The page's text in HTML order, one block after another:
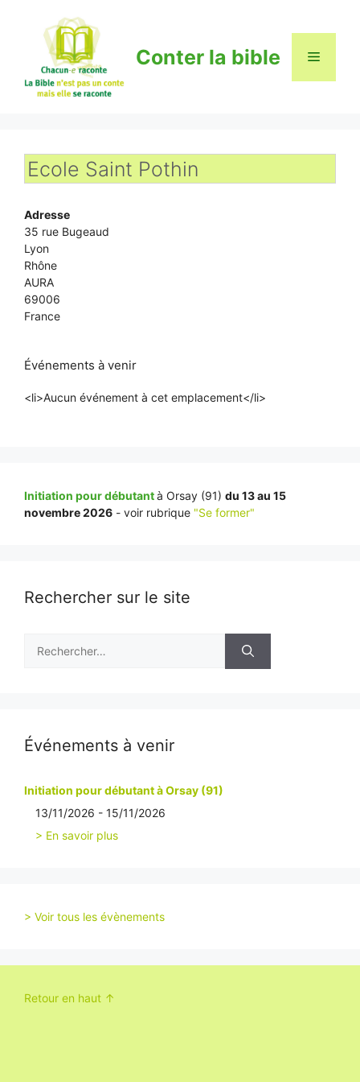
Conter la bible Menu
Ecole Saint Pothin
Adresse
35 rue Bugeaud
Lyon
Rhône
AURA
69006
France
Événements à venir
<li>Aucun événement à cet emplacement</li>
Initiation pour débutantà Orsay (91) du 13 au 15
novembre 2026 - voir rubrique "Se former"
Rechercher sur le site
Événements à venir
Initiation pour débutant à Orsay (91)
13/11/2026 - 15/11/2026
> En savoir plus
> Voir tous les évènements
Retour en haut ↑